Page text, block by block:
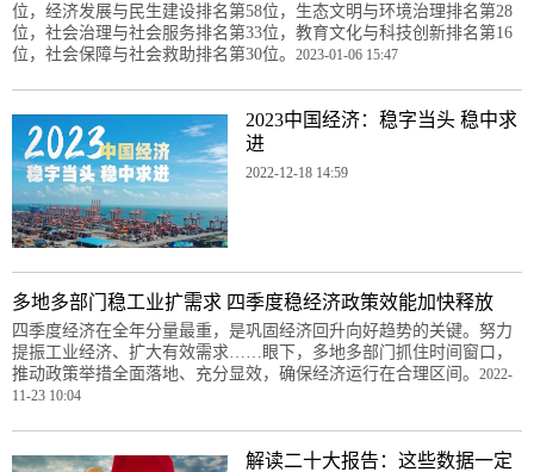
位，经济发展与民生建设排名第58位，生态文明与环境治理排名第28
位，社会治理与社会服务排名第33位，教育文化与科技创新排名第16
位，社会保障与社会救助排名第30位。 2023-01-06 15:47
2023中国经济：稳字当头 稳中求
进
2022-12-18 14:59
多地多部门稳工业扩需求 四季度稳经济政策效能加快释放
四季度经济在全年分量最重，是巩固经济回升向好趋势的关键。努力
提振工业经济、扩大有效需求……眼下，多地多部门抓住时间窗口，
推动政策举措全面落地、充分显效，确保经济运行在合理区间。 2022-
11-23 10:04
解读二十大报告：这些数据一定